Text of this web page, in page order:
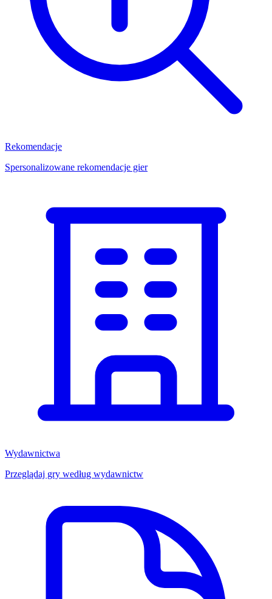
Rekomendacje
Spersonalizowane rekomendacje gier
Wydawnictwa
Przeglądaj gry według wydawnictw